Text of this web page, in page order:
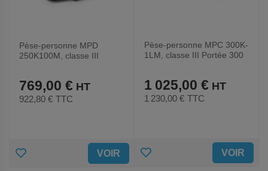
Pèse-personne MPD
250K100M, classe III
769,00 €
922,80 € TTC
AJOUTER VOIR
Pèse-personne MPC 300K-
1LM, classe III Portée 300
1 025,00 €
1 230,00 € TTC
AJOUTER VOIR